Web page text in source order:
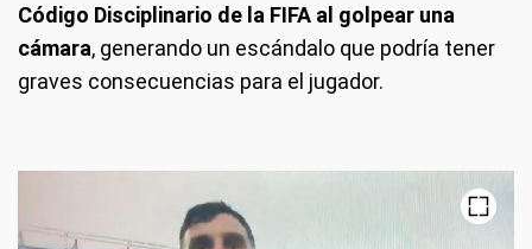
Código Disciplinario de la FIFA al golpear una
cámara, generando un escándalo que podría tener
graves consecuencias para el jugador.